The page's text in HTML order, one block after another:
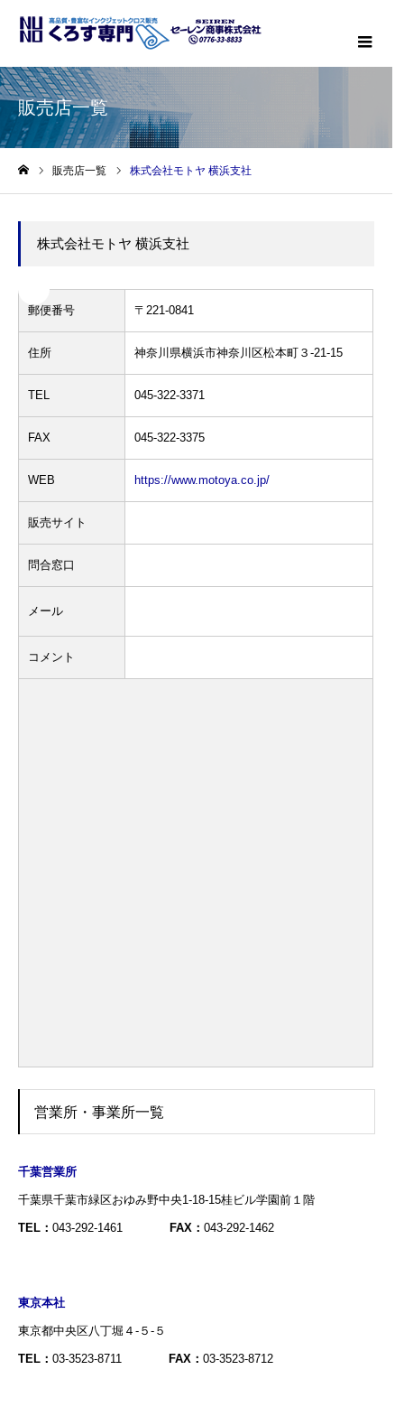
販売店一覧
販売店一覧 株式会社モトヤ 横浜支社
株式会社モトヤ 横浜支社
郵便番号 〒221-0841
住所 神奈川県横浜市神奈川区松本町３-21-15
TEL 045-322-3371
FAX 045-322-3375
WEB https://www.motoya.co.jp/
販売サイト
問合窓口
メール
コメント
営業所・事業所一覧
千葉営業所
千葉県千葉市緑区おゆみ野中央1-18-15桂ビル学園前１階
TEL： 043-292-1461 FAX： 043-292-1462
東京本社
東京都中央区八丁堀４-５-５
TEL： 03-3523-8711 FAX： 03-3523-8712